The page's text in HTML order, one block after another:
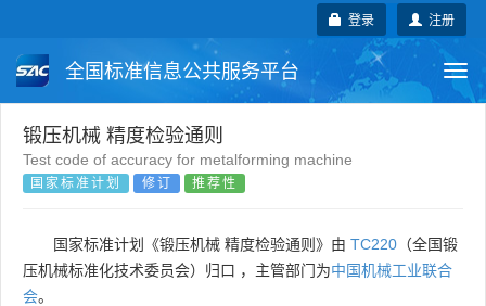
注册
登录
全国标准信息公共服务平台
国家标准 行业标准
团体标准 企业标准
国外标准 技术委员会
锻压机械 精度检验通则
Test code of accuracy for metalforming machine
国家标准计划 修订 推荐性
国家标准计划《锻压机械 精度检验通则》由 TC220 （全国锻
压机械标准化技术委员会）归口 ，主管部门为中国机械工业联合
会。